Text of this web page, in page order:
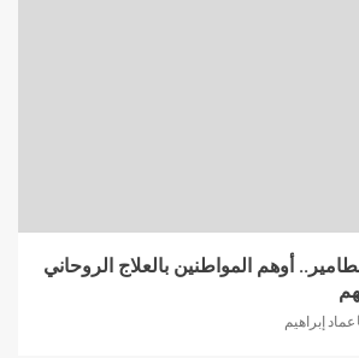
أوهم المواطنين بالعلاج الروحاني
عماد إبراهيم